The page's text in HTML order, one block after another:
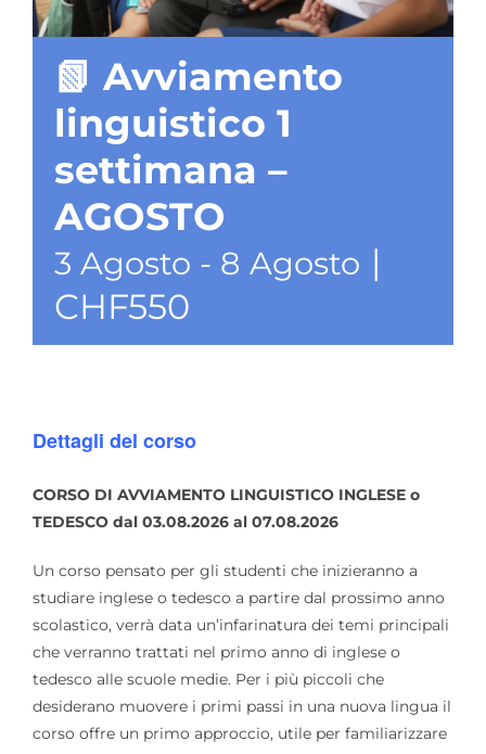
📗 Avviamento
linguistico 1
settimana –
AGOSTO
3 Agosto - 8 Agosto |
CHF550
Dettagli del corso
CORSO DI AVVIAMENTO LINGUISTICO INGLESE o
TEDESCO dal 03.08.2026 al 07.08.2026
Un corso pensato per gli studenti che inizieranno a
studiare inglese o tedesco a partire dal prossimo anno
scolastico, verrà data un’infarinatura dei temi principali
che verranno trattati nel primo anno di inglese o
tedesco alle scuole medie. Per i più piccoli che
desiderano muovere i primi passi in una nuova lingua il
corso offre un primo approccio, utile per familiarizzare